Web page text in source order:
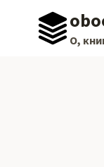
содержимому О,